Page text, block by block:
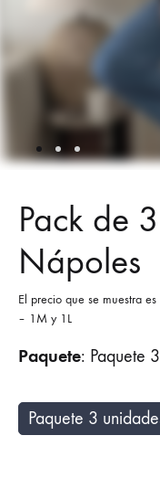
Pack de
Nápoles
El precio que se muestra
– 1M y 1L
Paquete: Paquete
Paquete 3